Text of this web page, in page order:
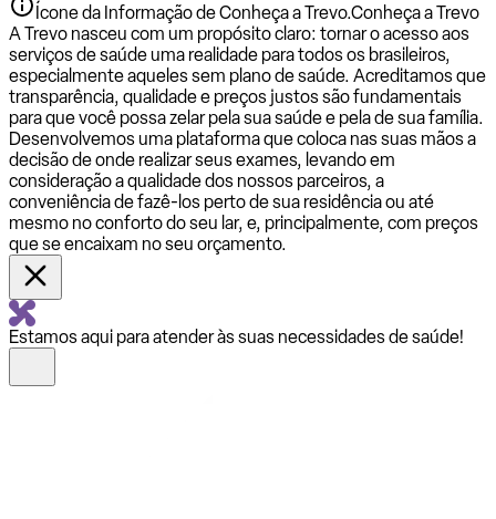
Ícone da Informação de Conheça a Trevo.Conheça a Trevo
A Trevo nasceu com um propósito claro: tornar o acesso aos
serviços de saúde uma realidade para todos os brasileiros,
especialmente aqueles sem plano de saúde. Acreditamos que
transparência, qualidade e preços justos são fundamentais
para que você possa zelar pela sua saúde e pela de sua família.
Desenvolvemos uma plataforma que coloca nas suas mãos a
decisão de onde realizar seus exames, levando em
consideração a qualidade dos nossos parceiros, a
conveniência de fazê-los perto de sua residência ou até
mesmo no conforto do seu lar, e, principalmente, com preços
que se encaixam no seu orçamento.
Estamos aqui para atender às suas necessidades de saúde!